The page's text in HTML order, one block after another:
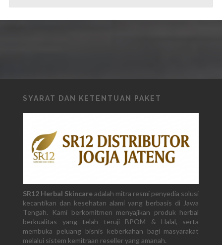
SYARAT DAN KETENTUAN PAKET
SR12 Herbal Skincareadalah mitra resmi penyedia solusi
kecantikan dan kesehatan alami yang berbasis di Jawa
Tengah. Kami berkomitmen menyajikan produk herbal
berkualitas yang telah teruji BPOM & Halal, serta
membuka peluang bisnis keberkahan bagi masyarakat
melalui sistem kemitraan reseller yang amanah.